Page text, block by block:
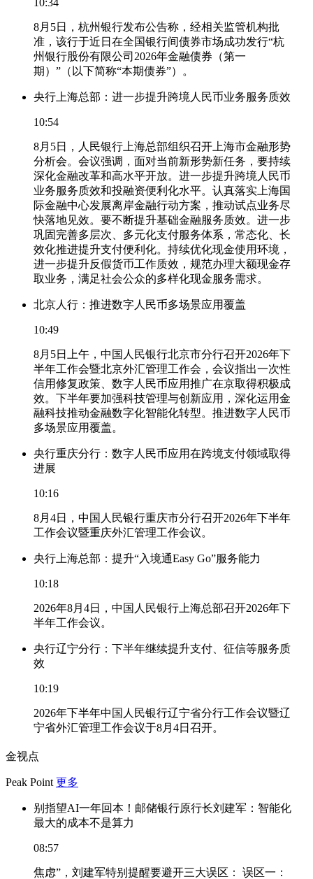
8月5日，杭州银行发布公告称，经相关监管机构批
准，该行于近日在全国银行间债券市场成功发行“杭
州银行股份有限公司2026年金融债券（第一
期）”（以下简称“本期债券”）。
央行上海总部：进一步提升跨境人民币业务服务质效
10:54
8月5日，人民银行上海总部组织召开上海市金融形势
分析会。会议强调，面对当前新形势新任务，要持续
深化金融改革和高水平开放。进一步提升跨境人民币
业务服务质效和投融资便利化水平。认真落实上海国
际金融中心发展离岸金融行动方案，推动试点业务尽
快落地见效。要不断提升基础金融服务质效。进一步
巩固完善多层次、多元化支付服务体系，常态化、长
效化推进提升支付便利化。持续优化现金使用环境，
进一步提升反假货币工作质效，规范办理大额现金存
取业务，满足社会公众的多样化现金服务需求。
北京人行：推进数字人民币多场景应用覆盖
10:49
8月5日上午，中国人民银行北京市分行召开2026年下
半年工作会暨北京外汇管理工作会，会议指出一次性
信用修复政策、数字人民币应用推广在京取得积极成
效。下半年要加强科技管理与创新应用，深化运用金
融科技推动金融数字化智能化转型。推进数字人民币
多场景应用覆盖。
央行重庆分行：数字人民币应用在跨境支付领域取得
进展
10:16
8月4日，中国人民银行重庆市分行召开2026年下半年
工作会议暨重庆外汇管理工作会议。
央行上海总部：提升“入境通Easy Go”服务能力
10:18
2026年8月4日，中国人民银行上海总部召开2026年下
半年工作会议。
央行辽宁分行：下半年继续提升支付、征信等服务质
效
10:19
2026年下半年中国人民银行辽宁省分行工作会议暨辽
宁省外汇管理工作会议于8月4日召开。
金视点
Peak Point 更多
别指望AI一年回本！邮储银行原行长刘建军：智能化
最大的成本不是算力
08:57
焦虑”，刘建军特别提醒要避开三大误区： 误区一：